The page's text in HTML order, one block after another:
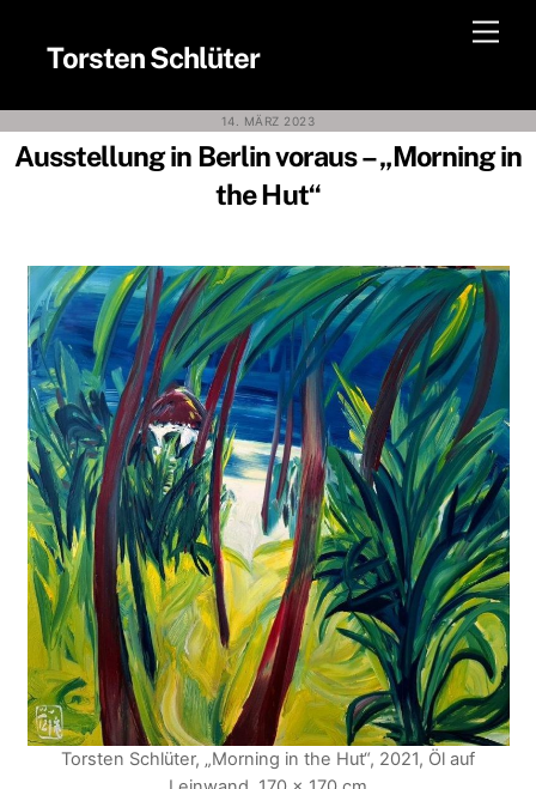
contentTorsten Schlüter
14. MÄRZ 2023
Ausstellung in Berlin voraus – „Morning in
the Hut“
Torsten Schlüter, „Morning in the Hut“, 2021, Öl auf